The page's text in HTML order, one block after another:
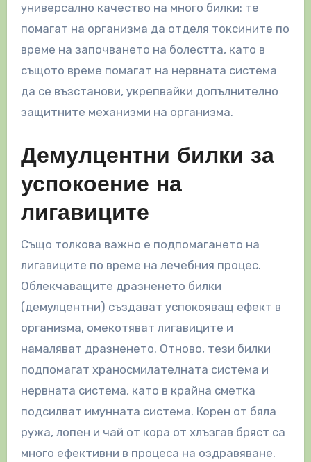
универсално качество на много билки: те
помагат на организма да отделя токсините по
време на започването на болестта, като в
същото време помагат на нервната система
да се възстанови, укрепвайки допълнително
защитните механизми на организма.
Демулцентни билки за
успокоение на
лигавиците
Също толкова важно е подпомагането на
лигавиците по време на лечебния процес.
Облекчаващите дразненето билки
(демулцентни) създават успокояващ ефект в
организма, омекотяват лигавиците и
намаляват дразненето. Отново, тези билки
подпомагат храносмилателната система и
нервната система, като в крайна сметка
подсилват имунната система. Корен от бяла
ружа, лопен и чай от кора от хлъзгав бряст са
много ефективни в процеса на оздравяване.